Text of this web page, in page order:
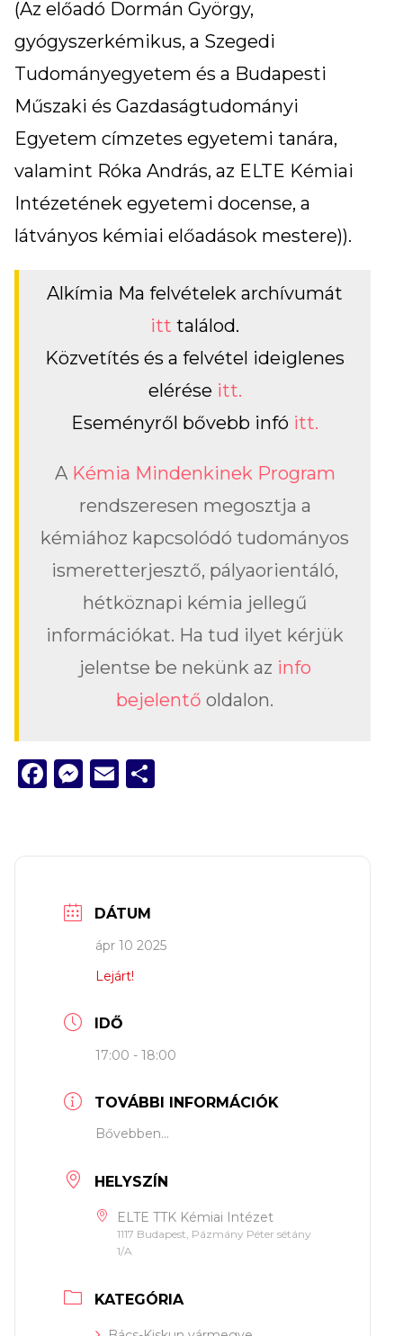
(Az előadó Dormán György,
gyógyszerkémikus, a Szegedi
Tudományegyetem és a Budapesti
Műszaki és Gazdaságtudományi
Egyetem címzetes egyetemi tanára,
valamint Róka András, az ELTE Kémiai
Intézetének egyetemi docense, a
látványos kémiai előadások mestere)).
Alkímia Ma felvételek archívumát
itt találod.
Közvetítés és a felvétel ideiglenes
elérése itt.
Eseményről bővebb infó itt.
A Kémia Mindenkinek Program
rendszeresen megosztja a
kémiához kapcsolódó tudományos
ismeretterjesztő, pályaorientáló,
hétköznapi kémia jellegű
információkat. Ha tud ilyet kérjük
jelentse be nekünk az info
bejelentő oldalon.
Facebook
Messenger
Email
DÁTUM
ápr 10 2025
Lejárt!
IDŐ
17:00 - 18:00
TOVÁBBI INFORMÁCIÓK
Bővebben...
HELYSZÍN
ELTE TTK Kémiai Intézet
1117 Budapest, Pázmány Péter sétány
1/A
KATEGÓRIA